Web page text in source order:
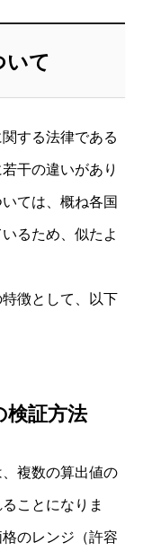
いて
する法律である
干の違いがあり
ては、概ね各国
るため、似たよ
徴として、以下
証方法
複数の算出値の
ことになりま
のレンジ（許容